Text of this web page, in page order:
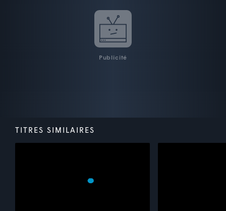
Publicité
TITRES SIMILAIRES